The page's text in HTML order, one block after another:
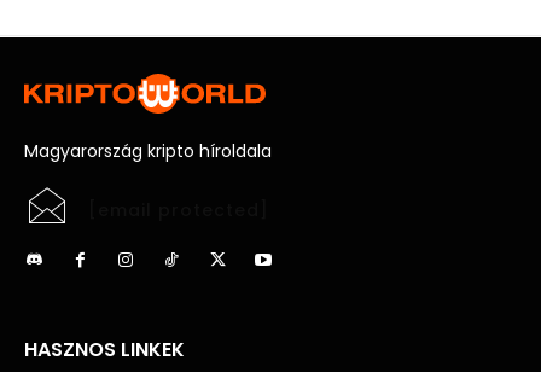
Magyarország kripto híroldala
HASZNOS LINKEK